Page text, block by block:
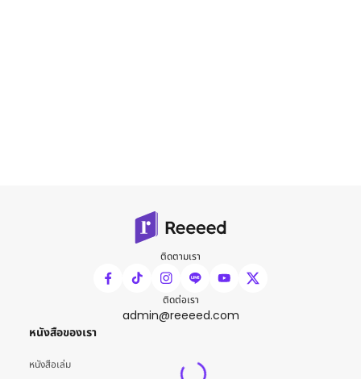
ติดตามเรา
ติดต่อเรา
admin@reeeed.com
หนังสือของเรา
หนังสือเล่ม